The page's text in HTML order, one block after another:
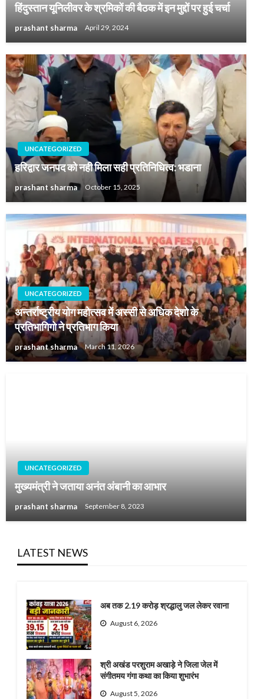
हिंदुस्तान यूनिलीवर के श्रमिकों की बैठक में इन मुद्दों पर हुई चर्चा
prashant sharma April 29, 2024
UNCATEGORIZED
हरिद्वार जनपद को नही मिला सही प्रतिनिधित्व: भडाना
prashant sharma October 15, 2025
UNCATEGORIZED
अन्तर्राष्ट्रीय योग महोत्सव में अस्सी से अधिक देशो के
प्रतिभागिगो ने प्रतिभाग किया
prashant sharma March 11, 2026
UNCATEGORIZED
मुख्यमंत्री ने जताया अनंत अंबानी का आभार
prashant sharma September 8, 2023
LATEST NEWS
अब तक 2.19 करोड़ श्रद्धालु जल लेकर रवाना
August 6, 2026
श्री अखंड परशुराम अखाड़े ने जिला जेल में
संगीतमय गंगा कथा का किया शुभारंभ
August 5, 2026